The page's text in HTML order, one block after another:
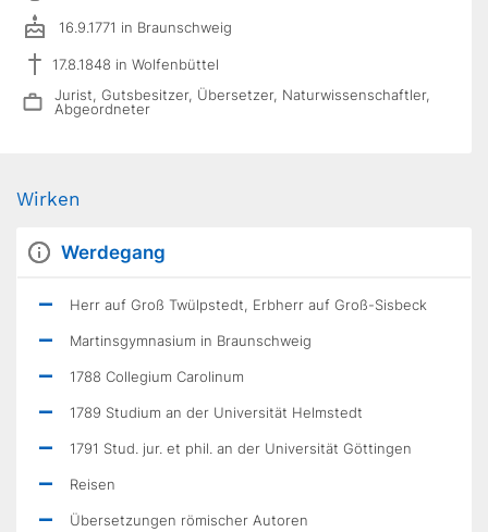
16.9.1771 in Braunschweig
17.8.1848 in Wolfenbüttel
Jurist, Gutsbesitzer, Übersetzer, Naturwissenschaftler,
Abgeordneter
Wirken
Werdegang
Herr auf Groß Twülpstedt, Erbherr auf Groß-Sisbeck
Martinsgymnasium in Braunschweig
1788 Collegium Carolinum
1789 Studium an der Universität Helmstedt
1791 Stud. jur. et phil. an der Universität Göttingen
Reisen
Übersetzungen römischer Autoren